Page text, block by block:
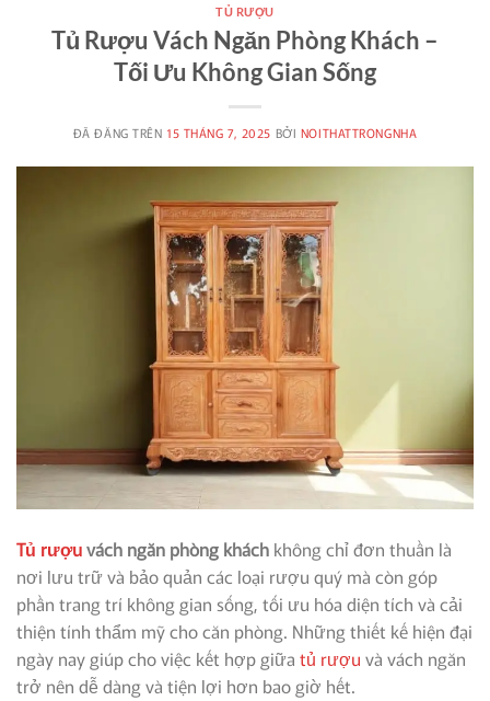
TỦ RƯỢU
Tủ Rượu Vách Ngăn Phòng Khách –
Tối Ưu Không Gian Sống
ĐÃ ĐĂNG TRÊN 15 THÁNG 7, 2025 BỞI NOITHATTRONGNHA
Tủ rượuvách ngăn phòng khách không chỉ đơn thuần là
nơi lưu trữ và bảo quản các loại rượu quý mà còn góp
phần trang trí không gian sống, tối ưu hóa diện tích và cải
thiện tính thẩm mỹ cho căn phòng. Những thiết kế hiện đại
ngày nay giúp cho việc kết hợp giữa tủ rượu và vách ngăn
trở nên dễ dàng và tiện lợi hơn bao giờ hết.